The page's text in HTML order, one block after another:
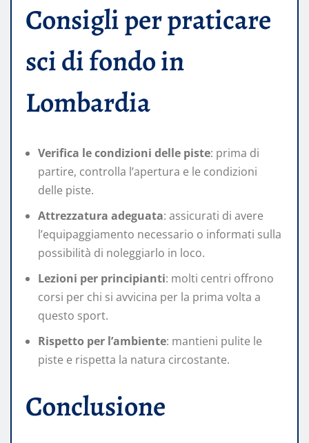
Consigli per praticare
sci di fondo in
Lombardia
Verifica le condizioni delle piste: prima di
partire, controlla l’apertura e le condizioni
delle piste.
Attrezzatura adeguata: assicurati di avere
l’equipaggiamento necessario o informati sulla
possibilità di noleggiarlo in loco.
Lezioni per principianti: molti centri offrono
corsi per chi si avvicina per la prima volta a
questo sport.
Rispetto per l’ambiente: mantieni pulite le
piste e rispetta la natura circostante.
Conclusione